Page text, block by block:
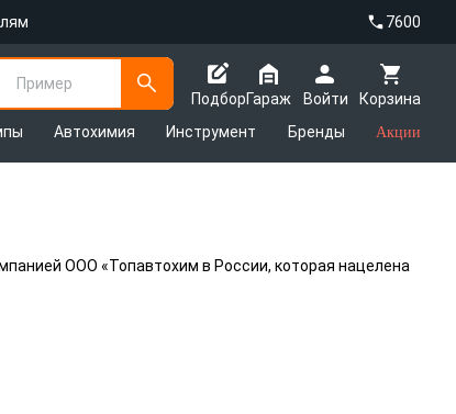
7600
Пример
Подбор
Корзина
Гараж
Войти
Автохимия Инструмент Бренды Акции
ООО «Топавтохим в России, которая нацелена